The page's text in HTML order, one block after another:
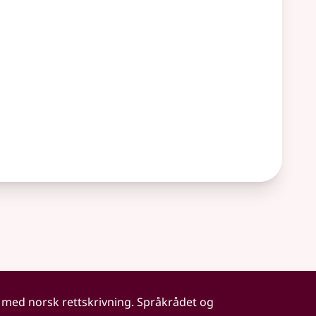
norsk rettskrivning. Språkrådet og